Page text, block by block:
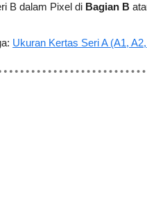
B dalam Pixel di Bagian B
Ukuran Kertas Seri A (A1,